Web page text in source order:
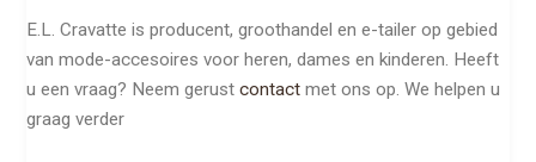
E.L. Cravatte is producent, groothandel en e-tailer op gebied
van mode-accesoires voor heren, dames en kinderen. Heeft
u een vraag? Neem gerustcontact met ons op. We helpen u
graag verder